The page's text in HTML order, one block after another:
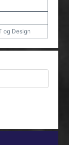
og Design